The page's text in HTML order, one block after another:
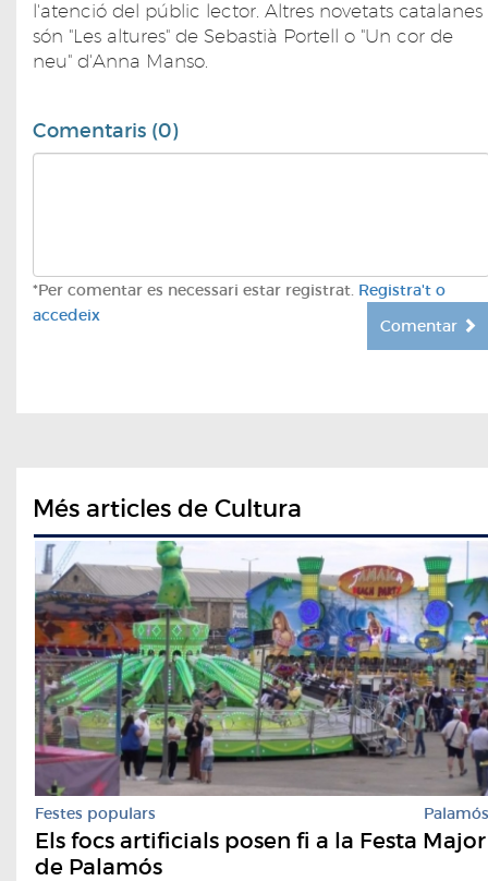
l'atenció del públic lector. Altres novetats catalanes
són "Les altures" de Sebastià Portell o "Un cor de
neu" d'Anna Manso.
Comentaris (0)
*Per comentar es necessari estar registrat. Registra't o
accedeix
Comentar
Més articles de Cultura
Festes populars Palamós
Els focs artificials posen fi a la Festa Major
de Palamós